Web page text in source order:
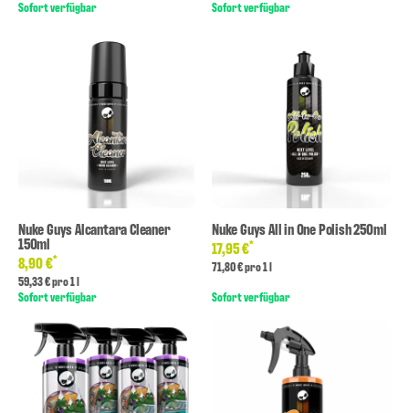
Sofort verfügbar
Sofort verfügbar
Nuke Guys Alcantara Cleaner
150ml
8,90 €*
59,33 € pro 1 l
Sofort verfügbar
Nuke Guys All in One Polish 250ml
17,95 €*
71,80 € pro 1 l
Sofort verfügbar